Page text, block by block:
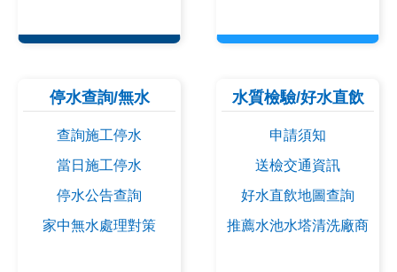
停水查詢/無水
查詢施工停水
當日施工停水
停水公告查詢
家中無水處理對策
水質檢驗/好水直飲
申請須知
送檢交通資訊
好水直飲地圖查詢
推薦水池水塔清洗廠商